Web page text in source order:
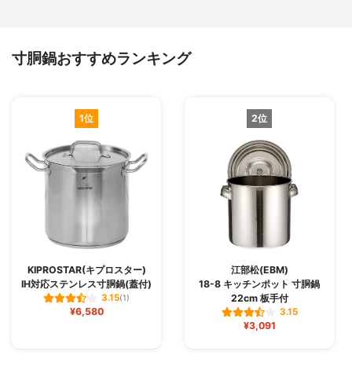
寸胴鍋おすすめランキング
1位
KIPROSTAR(キプロスター)
IH対応ステンレス寸胴鍋(蓋付)
3.15(1)
¥6,580
2位
江部松(EBM)
18-8 キッチンポット 寸胴鍋
22cm 板手付
3.15
¥3,091